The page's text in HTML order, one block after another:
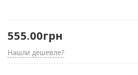
555.00грн
Нашли дешевле?